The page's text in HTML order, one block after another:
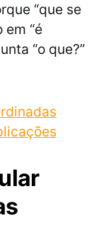
“que se
em “é
“o que?”